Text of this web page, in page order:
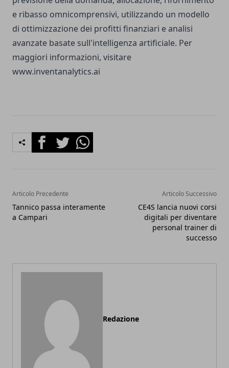
e ribasso omnicomprensivi, utilizzando un modello
di ottimizzazione dei profitti finanziari e analisi
avanzate basate sull'intelligenza artificiale. Per
maggiori informazioni, visitare
www.inventanalytics.ai
FacebookTwitterWhatsapp
Articolo Precedente
Tannico passa interamente
a Campari
Articolo Successivo
CE4S lancia nuovi corsi
digitali per diventare
personal trainer di
successo
Redazione